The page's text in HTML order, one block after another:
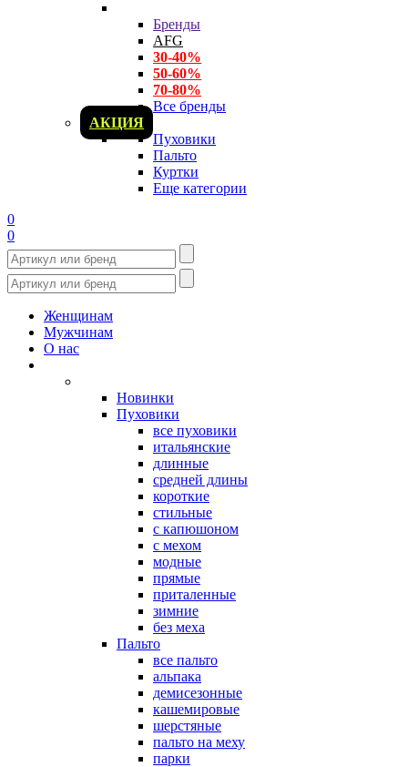
Бренды
AFG
30-40%
50-60%
70-80%
Все бренды
АКЦИЯ
Пуховики
Пальто
Куртки
Еще категории
0
0
Женщинам
Мужчинам
О нас
Новинки
Пуховики
все пуховики
итальянские
длинные
средней длины
короткие
стильные
с капюшоном
с мехом
модные
прямые
приталенные
зимние
без меха
Пальто
все пальто
альпака
демисезонные
кашемировые
шерстяные
пальто на меху
парки